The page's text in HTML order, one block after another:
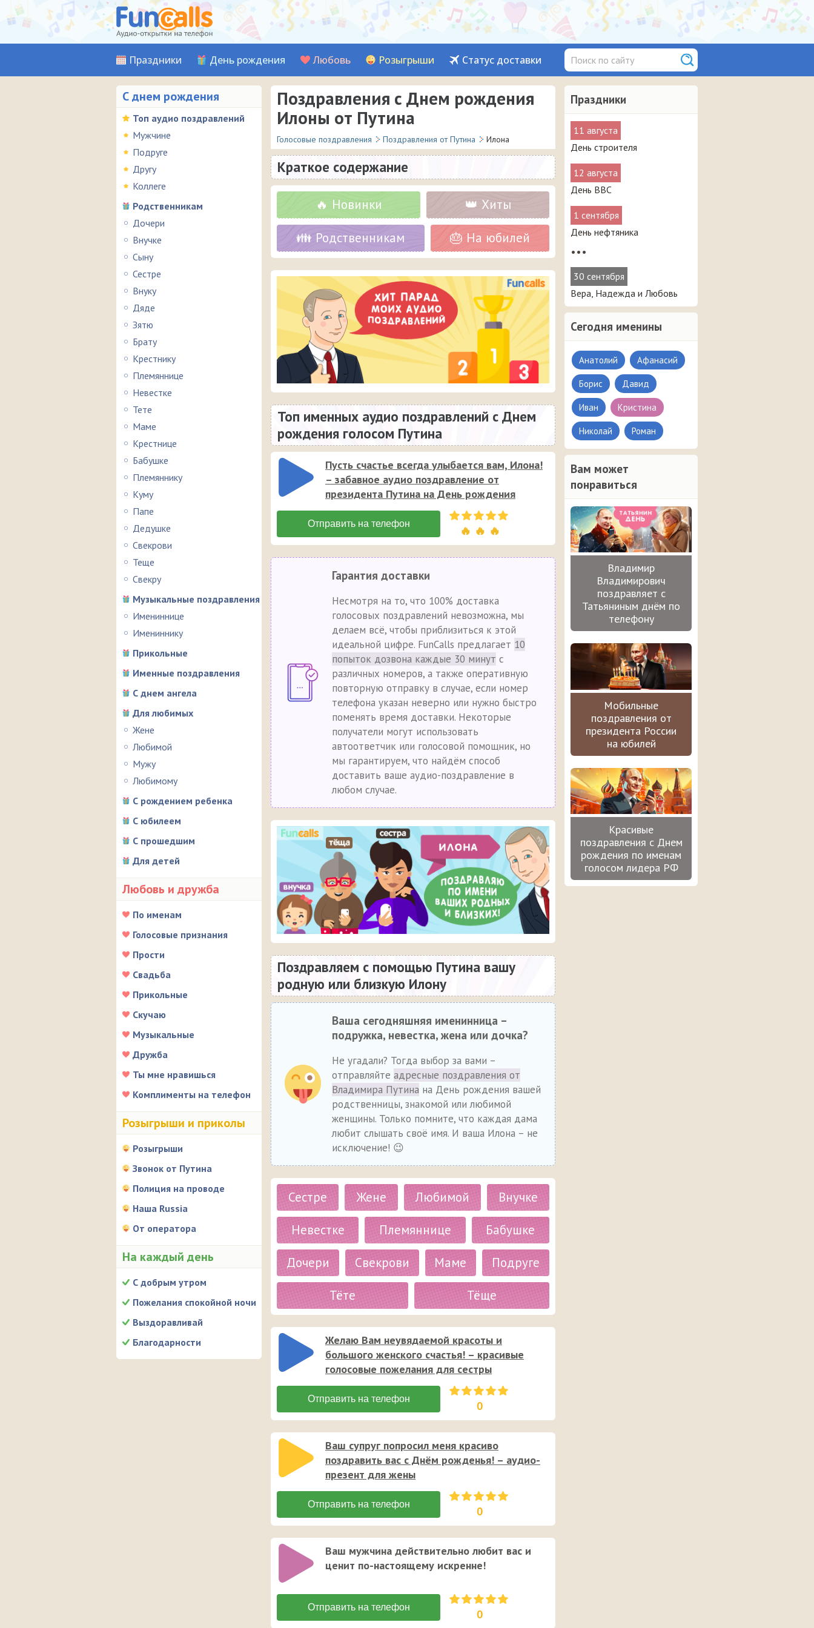
Праздники День рождения Любовь Розыгрыши Статус доставки
С днем рождения
Топ аудио поздравлений
Мужчине
Подруге
Другу
Коллеге
Родственникам
Дочери
Внучке
Сыну
Сестре
Внуку
Дяде
Зятю
Брату
Крестнику
Племяннице
Невестке
Тете
Маме
Крестнице
Бабушке
Племяннику
Куму
Папе
Дедушке
Свекрови
Теще
Свекру
Музыкальные поздравления
Имениннице
Имениннику
Прикольные
Именные поздравления
С днем ангела
Для любимых
Жене
Любимой
Мужу
Любимому
С рождением ребенка
С юбилеем
С прошедшим
Для детей
Любовь и дружба
По именам
Голосовые признания
Прости
Свадьба
Прикольные
Скучаю
Музыкальные
Дружба
Ты мне нравишься
Комплименты на телефон
Розыгрыши и приколы
Розыгрыши
Звонок от Путина
Полиция на проводе
Наша Russia
От оператора
На каждый день
С добрым утром
Пожелания спокойной ночи
Выздоравливай
Благодарности
Праздники
11 августа
День строителя
12 августа
День ВВС
1 сентября
День нефтяника
•••
30 сентября
Вера, Надежда и Любовь
Сегодня именины
Анатолий Афанасий
Борис Давид
Иван Кристина
Николай Роман
Вам может
понравиться
Владимир
Владимирович
поздравляет с
Татьяниным днём по
телефону
Мобильные
поздравления от
президента России
на юбилей
Красивые
поздравления с Днем
рождения по именам
голосом лидера РФ
Поздравления с Днем рождения
Илоны от Путина
Голосовые поздравления Поздравления от Путина Илона
Краткое содержание
🔥 Новинки 👑 Хиты
👪 Родственникам 🎂 На юбилей
Топ именных аудио поздравлений с Днем
рождения голосом Путина
Пусть счастье всегда улыбается вам, Илона!
– забавное аудио поздравление от
президента Путина на День рождения
🔥 🔥 🔥
Гарантия доставки
Несмотря на то, что 100% доставка
голосовых поздравлений невозможна, мы
делаем всё, чтобы приблизиться к этой
идеальной цифре. FunCalls предлагает 10
попыток дозвона каждые 30 минут с
различных номеров, а также оперативную
повторную отправку в случае, если номер
телефона указан неверно или нужно быстро
поменять время доставки. Некоторые
получатели могут использовать
автоответчик или голосовой помощник, но
мы гарантируем, что найдём способ
доставить ваше аудио-поздравление в
любом случае.
Поздравляем с помощью Путина вашу
родную или близкую Илону
Ваша сегодняшняя именинница –
подружка, невестка, жена или дочка?
Не угадали? Тогда выбор за вами –
отправляйте адресные поздравления от
Владимира Путина на День рождения вашей
родственницы, знакомой или любимой
женщины. Только помните, что каждая дама
любит слышать своё имя. И ваша Илона – не
исключение! 😉
Сестре Жене Любимой
Внучке
Невестке
Племяннице
Бабушке
Дочери
Свекрови Маме
Подруге
Тёте
Тёще
Желаю Вам неувядаемой красоты и
большого женского счастья! – красивые
голосовые пожелания для сестры
0
Ваш супруг попросил меня красиво
поздравить вас с Днём рожденья! – аудио-
презент для жены
0
Ваш мужчина действительно любит вас и
ценит по-настоящему искренне!
0